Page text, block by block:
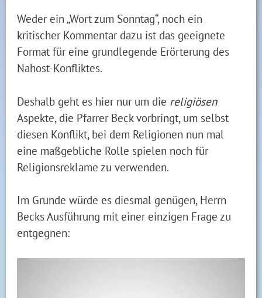
Weder ein „Wort zum Sonntag“, noch ein
kritischer Kommentar dazu ist das geeignete
Format für eine grundlegende Erörterung des
Nahost-Konfliktes.
Deshalb geht es hier nur um die religiösen
Aspekte, die Pfarrer Beck vorbringt, um selbst
diesen Konflikt, bei dem Religionen nun mal
eine maßgebliche Rolle spielen noch für
Religionsreklame zu verwenden.
Im Grunde würde es diesmal genügen, Herrn
Becks Ausführung mit einer einzigen Frage zu
entgegnen: